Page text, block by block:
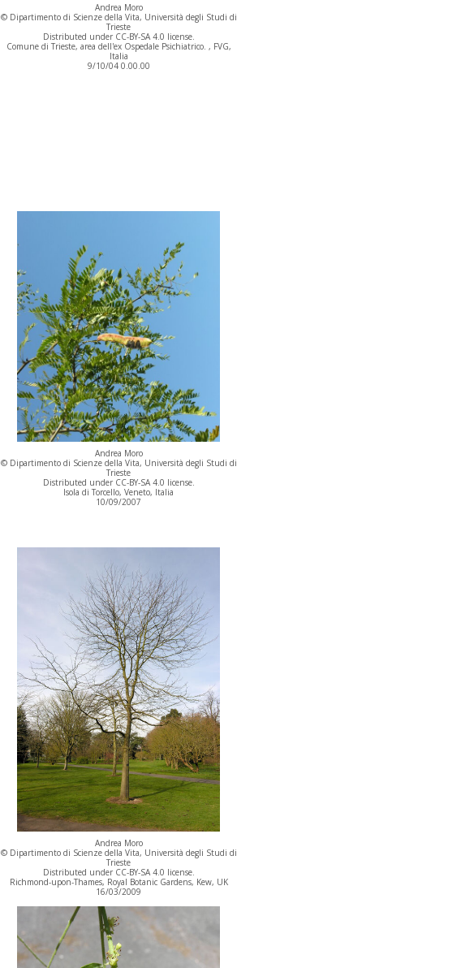
Andrea Moro
© Dipartimento di Scienze della Vita, Università degli Studi di
Trieste
Distributed under CC-BY-SA 4.0 license.
Comune di Trieste, area dell'ex Ospedale Psichiatrico. , FVG,
Italia
9/10/04 0.00.00
Andrea Moro
© Dipartimento di Scienze della Vita, Università degli Studi di
Trieste
Distributed under CC-BY-SA 4.0 license.
Isola di Torcello, Veneto, Italia
10/09/2007
Andrea Moro
© Dipartimento di Scienze della Vita, Università degli Studi di
Trieste
Distributed under CC-BY-SA 4.0 license.
Richmond-upon-Thames, Royal Botanic Gardens, Kew, UK
16/03/2009